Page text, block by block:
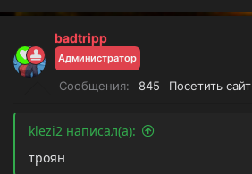
badtripp
Администратор
Сообщения 845 Посетить сайт
klezi2 написал(а):
троян